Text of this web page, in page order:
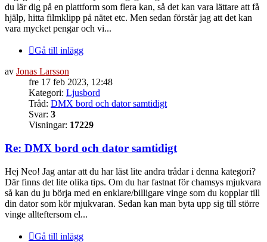
du lär dig på en plattform som flera kan, så det kan vara lättare att få
hjälp, hitta filmklipp på nätet etc. Men sedan förstår jag att det kan
vara mycket pengar och vi...
Gå till inlägg
av Jonas Larsson
fre 17 feb 2023, 12:48
Kategori: Ljusbord
Tråd: DMX bord och dator samtidigt
Svar: 3
Visningar: 17229
Re: DMX bord och dator samtidigt
Hej Neo! Jag antar att du har läst lite andra trådar i denna kategori?
Där finns det lite olika tips. Om du har fastnat för chamsys mjukvara
så kan du ju börja med en enklare/billigare vinge som du kopplar till
din dator som kör mjukvaran. Sedan kan man byta upp sig till större
vinge allteftersom el...
Gå till inlägg